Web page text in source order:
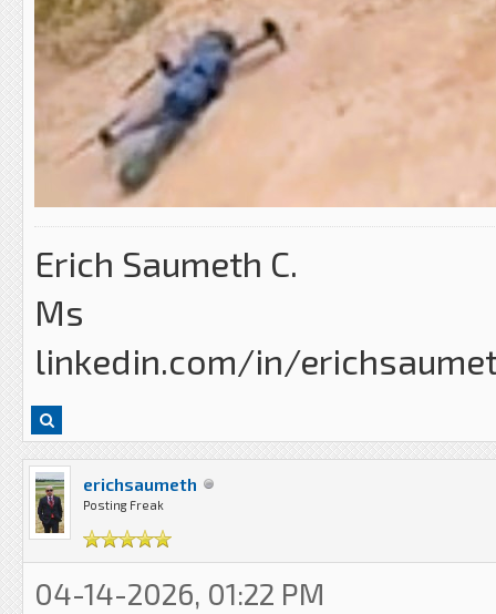
Erich Saumeth C.
Ms
linkedin.com/in/
erichsaumeth
Posting Freak
04-14-2026, 01:22 PM